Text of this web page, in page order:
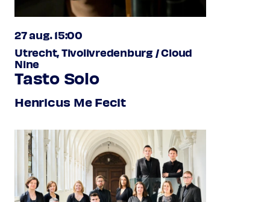
27 aug. 15:00
Utrecht, Tivolivredenburg / Cloud
Nine
Tasto Solo
Henricus Me Fecit